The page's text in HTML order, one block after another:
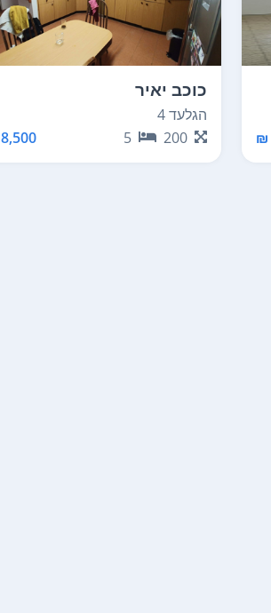
כוכב יאיר
הגלעד 4
200
5
8,500 ₪